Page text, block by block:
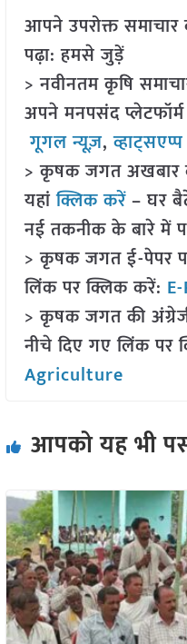
आपने उपरोक्त
पढ़ा: हमसे जुड़ें
> नवीनतम कृषि
अपने मनपसंद
गूगल न्यूज़,व्हाट्सएप्प
> कृषक जगत अखबार
यहांक्लिक करें– घर
नई तकनीक के बारे में
> कृषक जगत ई-पेपर
लिंक पर क्लिक करें:
> कृषक जगत की
नीचे दिए गए लिंक पर
Agriculture
आपको यह भी